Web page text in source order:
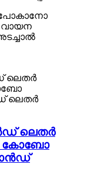
പോകാനോ
ലെതർ
കോബോ